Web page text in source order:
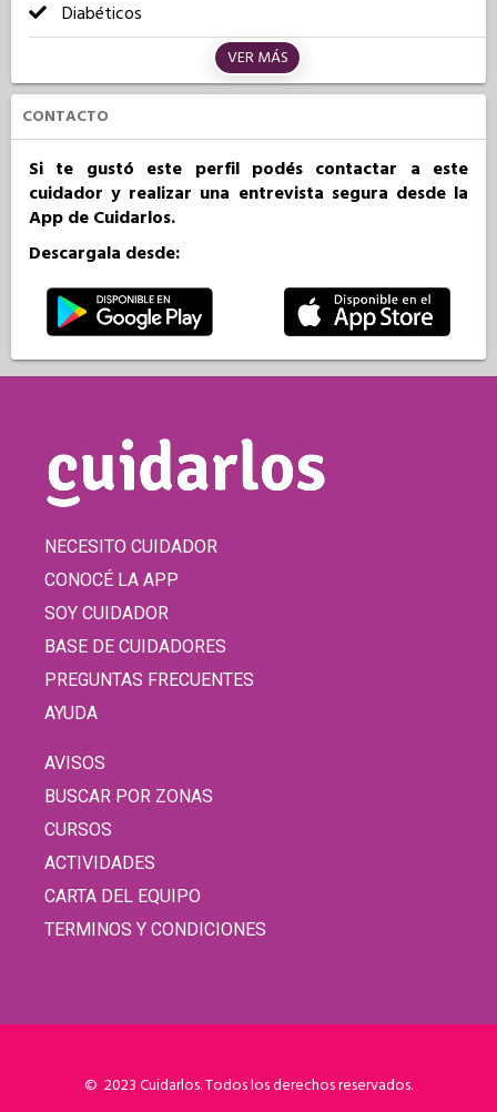
Diabéticos
VER MÁS
CONTACTO
Si te gustó este perfil podés contactar a este
cuidador y realizar una entrevista segura desde la
App de Cuidarlos.
Descargala desde:
NECESITO CUIDADOR
CONOCÉ LA APP
SOY CUIDADOR
BASE DE CUIDADORES
PREGUNTAS FRECUENTES
AYUDA
AVISOS
BUSCAR POR ZONAS
CURSOS
ACTIVIDADES
CARTA DEL EQUIPO
TERMINOS Y CONDICIONES
© 2023 Cuidarlos. Todos los derechos reservados.